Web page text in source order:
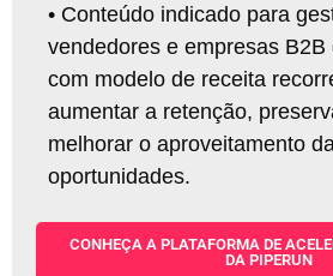
• Conteúdo indicado para
vendedores e empresas B2B
com modelo de receita
aumentar a retenção,
melhorar o aproveitamento
oportunidades.
CONHEÇA A PLATAFORMA DE
DA PIPERUN